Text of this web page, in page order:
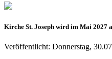
Kirche St. Joseph wird im Mai 2027
Veröffentlicht: Donnerstag,